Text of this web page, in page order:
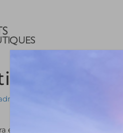
envoyé par courriel quelques